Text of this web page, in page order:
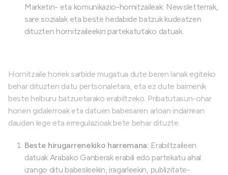
Marketin- eta komunikazio-hornitzaileak: Newsletterrak,
sare sozialak eta beste hedabide batzuk kudeatzen
dituzten hornitzaileekin partekatutako datuak.
Hornitzaile horiek sarbide mugatua dute beren lanak egiteko
behar dituzten datu pertsonaletara, eta ez dute baimenik
beste helburu batzuetarako erabiltzeko. Pribatutasun-ohar
honen gidalerroak eta datuen babesaren arloan indarrean
dauden lege eta erregulazioak bete behar dituzte.
Beste hirugarrenekiko harremana: Erabiltzaileen
datuak Arabako Ganberak erabili edo partekatu ahal
izango ditu babesleekin, iragarleekin, publizitate-